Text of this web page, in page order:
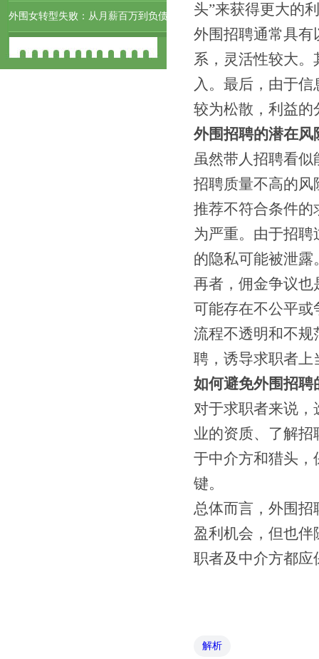
外围女转型失败：从月薪百万到负债
头”来获得更大的
外围招聘通常具有
系，灵活性较大
入。最后，由于
较为松散，利益的
外围招聘的潜在风
虽然带人招聘看似
招聘质量不高的风
推荐不符合条件的
为严重。由于招
的隐私可能被泄露
再者，佣金争议也
可能存在不公平或
流程不透明和不规
聘，诱导求职者上
如何避免外围招聘
对于求职者来说，
业的资质、了解
于中介方和猎头，
键。
总体而言，外围招
盈利机会，但也伴
职者及中介方都应
解析